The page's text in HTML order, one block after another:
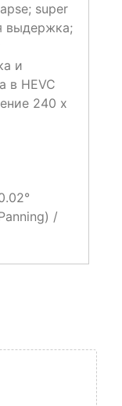
super
выдержка;
и
в HEVC
240 x
/